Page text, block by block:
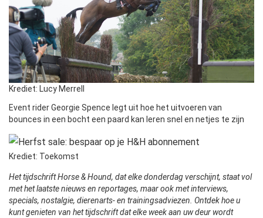
Krediet: Lucy Merrell
Event rider Georgie Spence legt uit hoe het uitvoeren van
bounces in een bocht een paard kan leren snel en netjes te zijn
Krediet: Toekomst
Het tijdschrift Horse & Hound, dat elke donderdag verschijnt, staat vol
met het laatste nieuws en reportages, maar ook met interviews,
specials, nostalgie, dierenarts- en trainingsadviezen. Ontdek hoe u
kunt genieten van het tijdschrift dat elke week aan uw deur wordt